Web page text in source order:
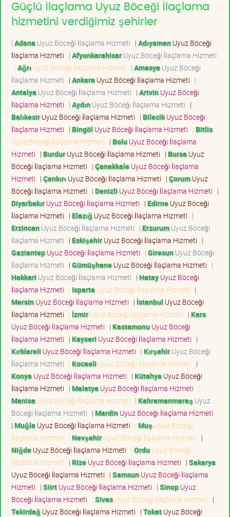
Güçlü İlaçlama Uyuz Böceği İlaçlama
hizmetini verdiğimiz şehirler
| Adana Uyuz Böceği İlaçlama Hizmeti | AdıyamanUyuz Böceği
İlaçlama Hizmeti | AfyonkarahisarUyuz Böceği İlaçlama Hizmeti
| Ağrı Uyuz Böceği İlaçlama Hizmeti | Amasya Uyuz Böceği
İlaçlama Hizmeti | Ankara Uyuz Böceği İlaçlama Hizmeti |
Antalya Uyuz Böceği İlaçlama Hizmeti | ArtvinUyuz Böceği
İlaçlama Hizmeti | AydınUyuz Böceği İlaçlama Hizmeti |
BalıkesirUyuz Böceği İlaçlama Hizmeti | BilecikUyuz Böceği
İlaçlama Hizmeti | Bingöl Uyuz Böceği İlaçlama Hizmeti | Bitlis
Uyuz Böceği İlaçlama Hizmeti | BoluUyuz Böceği İlaçlama
Hizmeti | BurdurUyuz Böceği İlaçlama Hizmeti | Bursa Uyuz
Böceği İlaçlama Hizmeti | ÇanakkaleUyuz Böceği İlaçlama
Hizmeti | Çankırı Uyuz Böceği İlaçlama Hizmeti | ÇorumUyuz
Böceği İlaçlama Hizmeti | Denizli Uyuz Böceği İlaçlama Hizmeti |
DiyarbakırUyuz Böceği İlaçlama Hizmeti | EdirneUyuz Böceği
İlaçlama Hizmeti | Elazığ Uyuz Böceği İlaçlama Hizmeti |
ErzincanUyuz Böceği İlaçlama Hizmeti | ErzurumUyuz Böceği
İlaçlama Hizmeti | EskişehirUyuz Böceği İlaçlama Hizmeti |
GaziantepUyuz Böceği İlaçlama Hizmeti | GiresunUyuz Böceği
İlaçlama Hizmeti | GümüşhaneUyuz Böceği İlaçlama Hizmeti |
Hakkari Uyuz Böceği İlaçlama Hizmeti | HatayUyuz Böceği
İlaçlama Hizmeti | Isparta Uyuz Böceği İlaçlama Hizmeti |
MersinUyuz Böceği İlaçlama Hizmeti | İstanbul Uyuz Böceği
İlaçlama Hizmeti | İzmirUyuz Böceği İlaçlama Hizmeti | Kars
Uyuz Böceği İlaçlama Hizmeti | KastamonuUyuz Böceği
İlaçlama Hizmeti | Kayseri Uyuz Böceği İlaçlama Hizmeti |
Kırklareli Uyuz Böceği İlaçlama Hizmeti | KırşehirUyuz Böceği
İlaçlama Hizmeti | Kocaeli Uyuz Böceği İlaçlama Hizmeti |
Konya Uyuz Böceği İlaçlama Hizmeti | Kütahya Uyuz Böceği
İlaçlama Hizmeti | Malatya Uyuz Böceği İlaçlama Hizmeti |
Manisa Uyuz Böceği İlaçlama Hizmeti | Kahramanmaraş Uyuz
Böceği İlaçlama Hizmeti | MardinUyuz Böceği İlaçlama Hizmeti
| Muğla Uyuz Böceği İlaçlama Hizmeti | Muş Uyuz Böceği
İlaçlama Hizmeti | NevşehirUyuz Böceği İlaçlama Hizmeti |
NiğdeUyuz Böceği İlaçlama Hizmeti | OrduUyuz Böceği
İlaçlama Hizmeti | RizeUyuz Böceği İlaçlama Hizmeti | Sakarya
Uyuz Böceği İlaçlama Hizmeti | SamsunUyuz Böceği İlaçlama
Hizmeti | SiirtUyuz Böceği İlaçlama Hizmeti | SinopUyuz
Böceği İlaçlama Hizmeti | SivasUyuz Böceği İlaçlama Hizmeti |
Tekirdağ Uyuz Böceği İlaçlama Hizmeti | TokatUyuz Böceği